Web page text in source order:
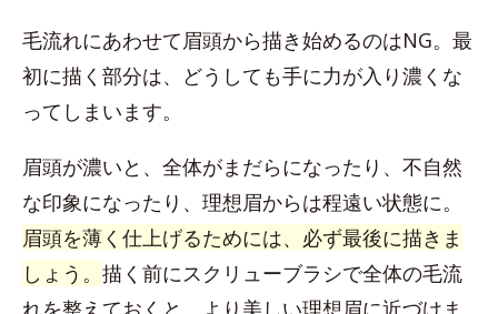
毛流れにあわせて眉頭から描き始めるのはNG。最
初に描く部分は、どうしても手に力が入り濃くな
ってしまいます。
眉頭が濃いと、全体がまだらになったり、不自然
な印象になったり、理想眉からは程遠い状態に。
眉頭を薄く仕上げるためには、必ず最後に描きま
しょう。 描く前にスクリューブラシで全体の毛流
れを整えておくと、より美しい理想眉に近づけま